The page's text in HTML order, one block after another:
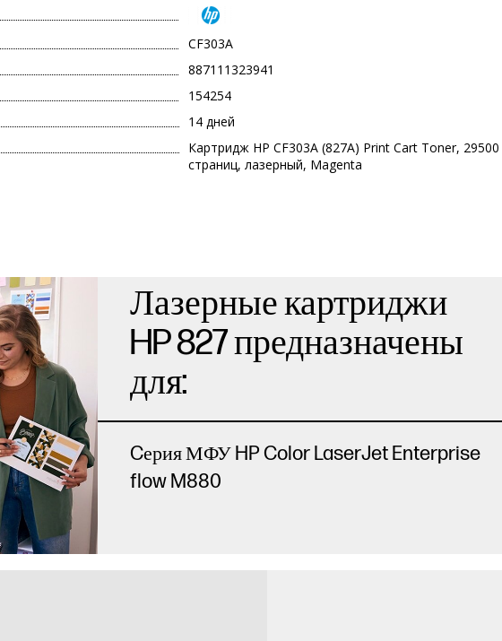
CF303A
887111323941
154254
14 дней
Картридж HP CF303A (827A) Print Cart Toner, 29500
страниц, лазерный, Magenta
Лазерные картриджи
HP 827 предназначены
для:
Cерия МФУ HP Color LaserJet Enterprise
flow M880